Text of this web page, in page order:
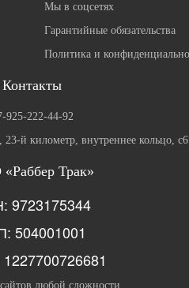
Мы в соцсетях
Гарантийные обязательства
Политика и
Контакты
925-222-44-92
й километр, внутреннее кольцо, с6
Трак»
9723175344
504001001
любой сложности